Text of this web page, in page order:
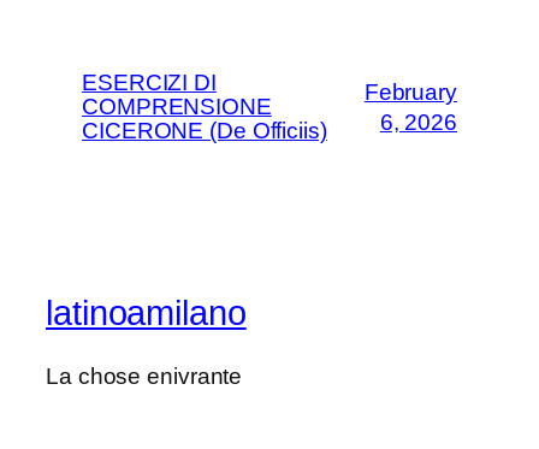
ESERCIZI DI
COMPRENSIONE
CICERONE (De Officiis)
February
6, 2026
latinoamilano
La chose enivrante